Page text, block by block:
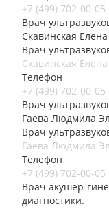
+7 (499) 702-00-05
Врач
Скавинская
Врач
Скавинская
Телефон
+7 (499) 702-00-05
Врач
Гаева Людмила
Врач
Гаева Людмила
Телефон
+7 (499) 702-00-05
Врач акушер-
диагностики.